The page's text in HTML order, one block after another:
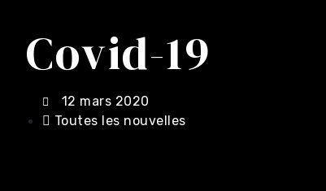
Covid-19
12 mars 2020
Toutes les nouvelles